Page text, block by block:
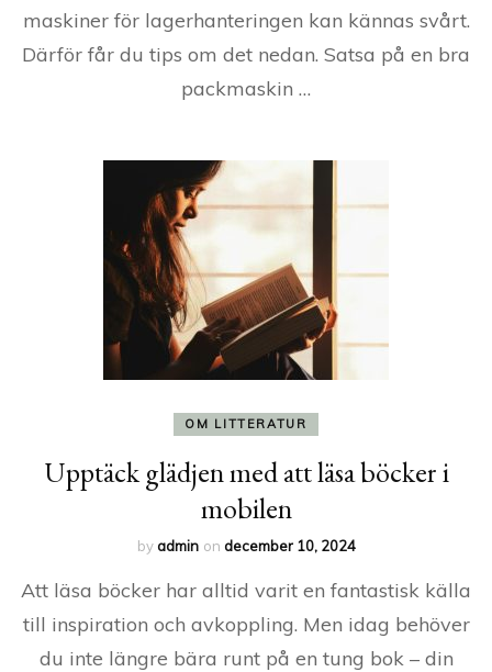
maskiner för lagerhanteringen kan kännas svårt.
Därför får du tips om det nedan. Satsa på en bra
packmaskin …
OM LITTERATUR
Upptäck glädjen med att läsa böcker i
mobilen
byadmin on december 10, 2024
Att läsa böcker har alltid varit en fantastisk källa
till inspiration och avkoppling. Men idag behöver
du inte längre bära runt på en tung bok – din